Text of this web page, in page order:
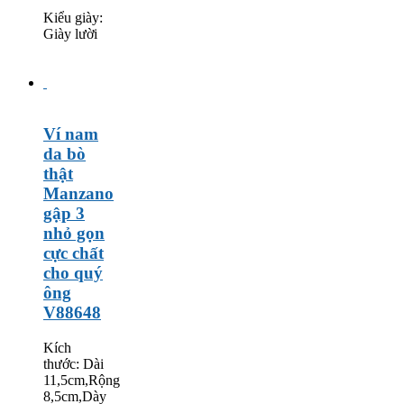
Kiểu giày:
Giày lười
Ví nam
da bò
thật
Manzano
gập 3
nhỏ gọn
cực chất
cho quý
ông
V88648
Kích
thước: Dài
11,5cm,Rộng
8,5cm,Dày